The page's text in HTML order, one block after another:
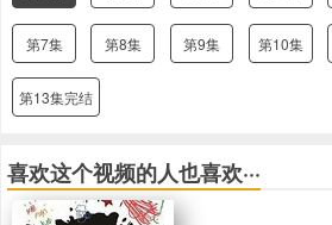
第7集 第8集 第9集 第10集
第13集完结
喜欢这个视频的人也喜欢···